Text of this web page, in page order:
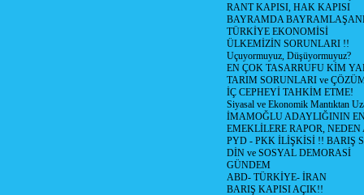
RANT KAPISI, HAK KAPISI
BAYRAMDA
TÜRKİYE EKONOMİSİ
ÜLKEMİZİN SORUNLARI !!
Uçuyormuyuz, Düşüyormuyuz?
EN ÇOK TASARRUFU KİM
TARIM SORUNLARI ve
İÇ CEPHEYİ TAHKİM ETME!
Siyasal ve Ekonomik Mantıktan
İMAMOĞLU ADAYLIĞININ
EMEKLİLERE RAPOR,
PYD - PKK İLİŞKİSİ !! BARIŞ
DİN ve SOSYAL DEMORASİ
GÜNDEM
ABD- TÜRKİYE- İRAN
BARIŞ KAPISI AÇIK!!